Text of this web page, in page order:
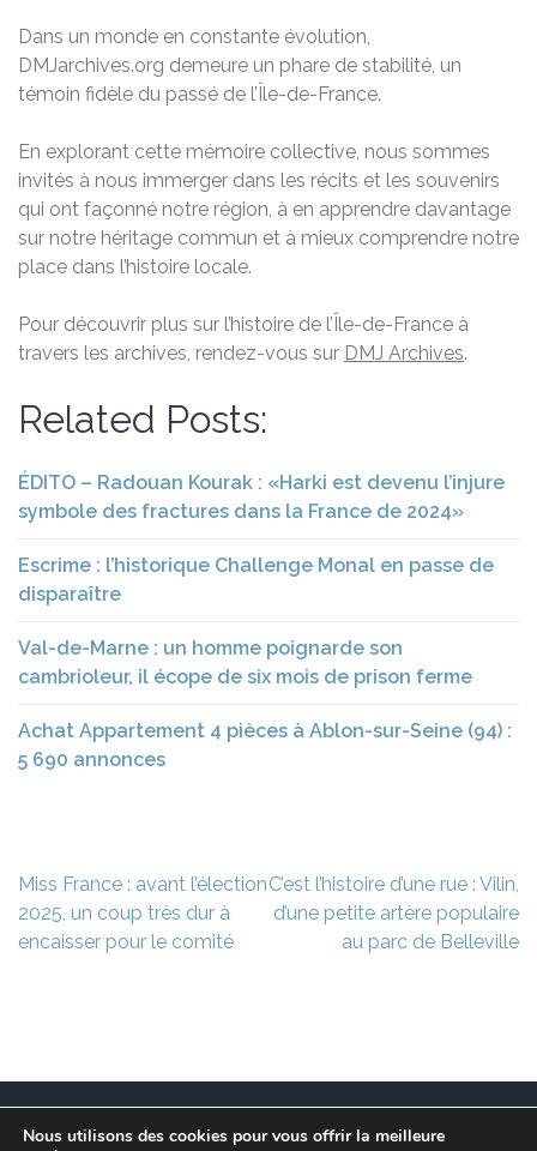
Dans un monde en constante évolution,
DMJarchives.org demeure un phare de stabilité, un
témoin fidèle du passé de l’Île-de-France.
En explorant cette mémoire collective, nous sommes
invités à nous immerger dans les récits et les souvenirs
qui ont façonné notre région, à en apprendre davantage
sur notre héritage commun et à mieux comprendre notre
place dans l’histoire locale.
Pour découvrir plus sur l’histoire de l’Île-de-France à
travers les archives, rendez-vous sur DMJ Archives.
Related Posts:
ÉDITO – Radouan Kourak : «Harki est devenu l’injure
symbole des fractures dans la France de 2024»
Escrime : l’historique Challenge Monal en passe de
disparaître
Val-de-Marne : un homme poignarde son
cambrioleur, il écope de six mois de prison ferme
Achat Appartement 4 pièces à Ablon-sur-Seine (94) :
5 690 annonces
Navigation
de
l’article
Miss France : avant l’élection
2025, un coup très dur à
encaisser pour le comité
C’est l’histoire d’une rue : Vilin,
d’une petite artère populaire
au parc de Belleville
Ce site est à l’initiative de l’association des Maires
Nous utilisons des cookies pour vous offrir la meilleure